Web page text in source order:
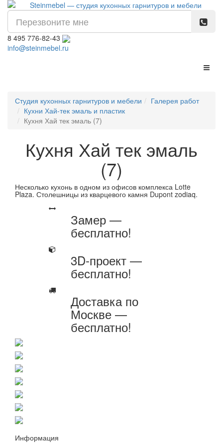
8 495 776-82-43
info@steinmebel.ru
Студия кухонных гарнитуров и мебели
Галерея работ
Кухни Хай-тек эмаль и пластик
Кухня Хай тек эмаль (7)
Кухня Хай тек эмаль
(7)
Несколько кухонь в одном из офисов комплекса Lotte
Plaza. Столешницы из кварцевого камня Dupont zodiaq.
Замер —
бесплатно!
3D-проект —
бесплатно!
Доставка по
Москве —
бесплатно!
Информация